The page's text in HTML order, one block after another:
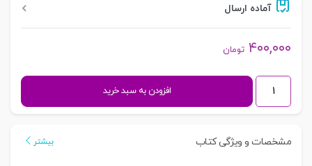
آماده ارسال
۴۰۰,۰۰۰ تومان
شروط
ضمن
افزودن به سبد خرید
مشخصات و ویژگی کتاب بیشتر